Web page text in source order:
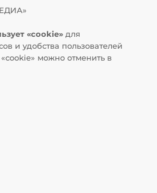
«cookie» для
и удобства пользователей
можно отменить в